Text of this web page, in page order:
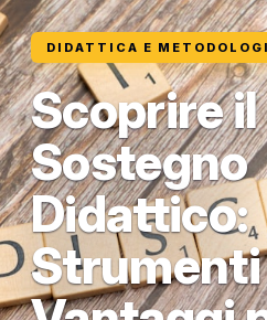
DIDATTICA E
Scoprire il
Sostegno
Didattico:
Strumenti